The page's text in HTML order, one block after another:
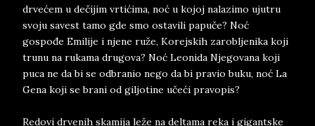
drvećem u dečijim vrtićima, noć u kojoj nalazimo ujutru
svoju savest tamo gde smo ostavili papuče? Noć
gospođe Emilije i njene ruže, Korejskih zarobljenika koji
trunu na rukama drugova? Noć Leonida Njegovana koji
puca ne da bi se odbranio nego da bi pravio buku, noć La
Gena koji se brani od giljotine učeći pravopis?
Redovi drvenih skamija leže na deltama reka i gigantske